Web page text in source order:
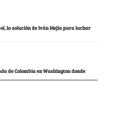
la solución de Iván Mejía para luchar
de Colombia en Washington donde